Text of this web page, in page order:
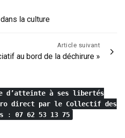
la culture
Article suivant
au bord de la déchirure »
d’atteinte à ses libertés
direct par le Collectif des
: 07 62 53 13 75